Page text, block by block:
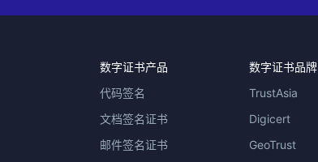
数字证书产品
代码签名
文档签名证书
邮件签名证书
数字证书品牌
TrustAsia
Digicert
GeoTrust